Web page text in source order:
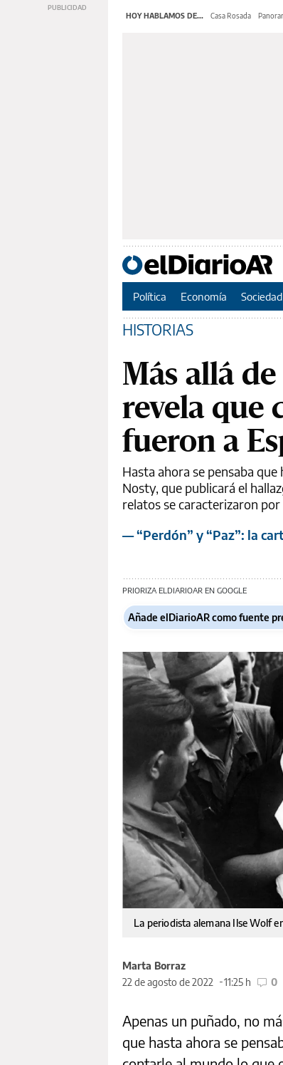
HOY HABLAMOS DE... Casa Rosada
Política Economía Sociedad
HISTORIAS
Más allá
revela que
fueron a
Hasta ahora se pensaba
Nosty, que publicará el
relatos se caracterizaron
— “Perdón” y “Paz”: la
PRIORIZA ELDIARIOAR EN GOOGLE
Añade elDiarioAR como fuente
La periodista alemana Ilse Wolf
Marta Borraz
22 de agosto de 2022
11:25 h 0
Apenas un puñado, no
que hasta ahora se